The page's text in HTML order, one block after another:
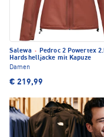
Salewa ·
Pedroc 2 Powertex
Hardshelljacke mit Kapuze
Damen
€ 219,99